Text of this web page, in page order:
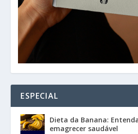
ESPECIAL
Dieta da Banana:
emagrecer saudável